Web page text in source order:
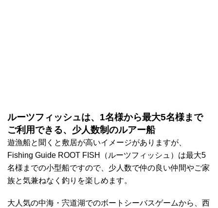
ルーツフィッシュは、1名様から最大5名様まで
ご利用できる、少人数制のルアー船
遊漁船と聞くと敷居が高いイメージがありますが、
Fishing Guide ROOT FISH（ルーツフィッシュ）は最大5
名様までの小型船ですので、少人数で仲の良い仲間やご家
族と気兼ねなく釣りを楽しめます。
大人気の中海・宍道湖でのボートシーバスゲームから、西